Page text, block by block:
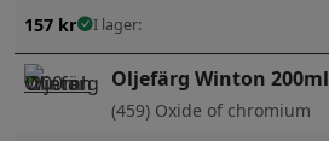
157 kr I lager:
Oljefärg Winton 200ml
(459) Oxide of chromium